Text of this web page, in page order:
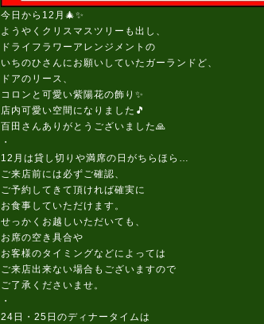
今日から12月🎄✨
ようやくクリスマスツリーも出し、
ドライフラワーアレンジメントの
いちのひさんにお願いしていたガーランドど、
ドアのリース、
コロンと可愛い紫陽花の飾り✨
店内可愛い空間になりました🎵
百田さんありがとうございました🙏
・
12月は貸し切りや満席の日がちらほら…
ご来店前には必ずご確認、
ご予約してきて頂ければ確実に
お食事していただけます。
せっかくお越しいただいても、
お席の空き具合や
お客様のタイミングなどによっては
ご来店出来ない場合もございますので
ご了承くださいませ。
・
24日・25日のディナータイムは